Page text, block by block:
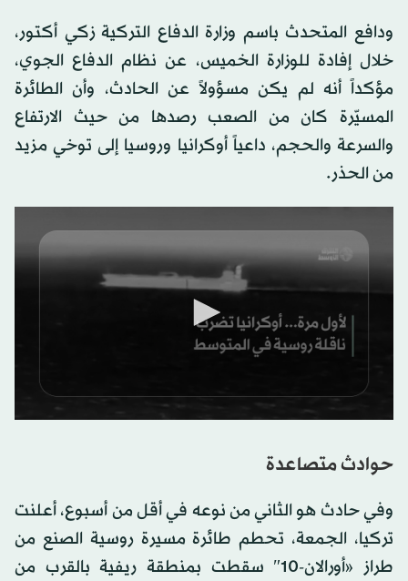
ودافع المتحدث باسم وزارة الدفاع التركية زكي أكتور،
خلال إفادة للوزارة الخميس، عن نظام الدفاع الجوي،
مؤكداً أنه لم يكن مسؤولاً عن الحادث، وأن الطائرة
المسيّرة كان من الصعب رصدها من حيث الارتفاع
والسرعة والحجم، داعياً أوكرانيا وروسيا إلى توخي مزيد
من الحذر.
حوادث متصاعدة
وفي حادث هو الثاني من نوعه في أقل من أسبوع، أعلنت
تركيا، الجمعة، تحطم طائرة مسيرة روسية الصنع من
طراز «أورالان-10″ سقطت بمنطقة ريفية بالقرب من